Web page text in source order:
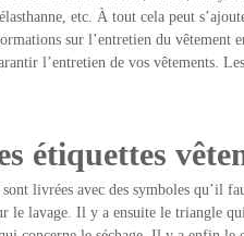
etc. À tout cela peut
sur l’entretien du
l’entretien de vos vêtements.
étiquettes
livrées avec des symboles
le lavage. Il y a ensuite le triangle